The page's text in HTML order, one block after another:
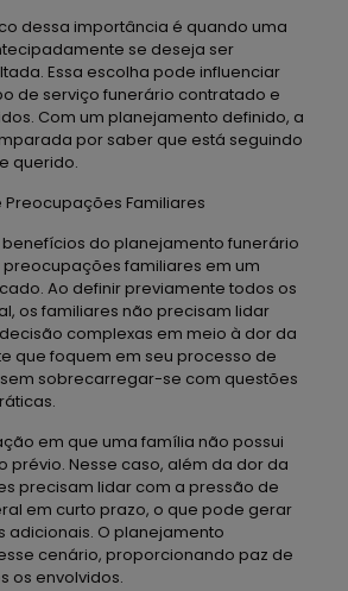
dessa importância é quando uma
se deseja ser
Essa escolha pode influenciar
de serviço funerário contratado e
Com um planejamento definido, a
por saber que está seguindo
querido.
Familiares
benefícios do planejamento funerário
familiares em um
Ao definir previamente todos os
os familiares não precisam lidar
complexas em meio à dor da
que foquem em seu processo de
sobrecarregar-se com questões
em que uma família não possui
prévio. Nesse caso, além da dor da
precisam lidar com a pressão de
em curto prazo, o que pode gerar
adicionais. O planejamento
cenário, proporcionando paz de
os envolvidos.